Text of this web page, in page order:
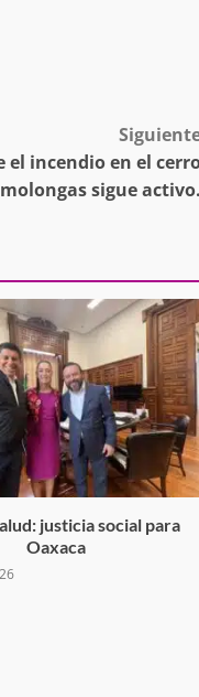
el incendio en el
sigue activo.
justicia social para
Oaxaca
Gobierno refuerza